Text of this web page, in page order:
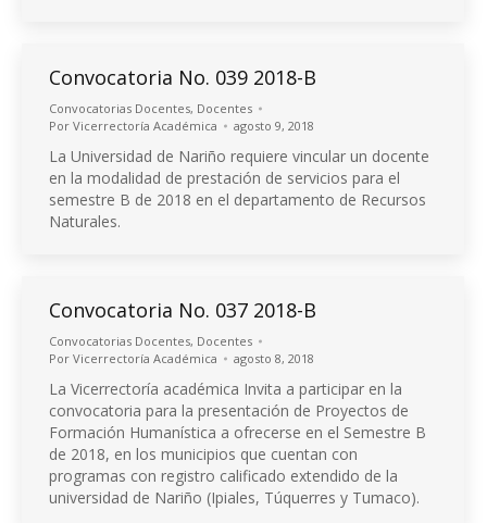
Convocatoria No. 039 2018-B
Convocatorias Docentes, Docentes
Por Vicerrectoría Académica agosto 9, 2018
La Universidad de Nariño requiere vincular un docente
en la modalidad de prestación de servicios para el
semestre B de 2018 en el departamento de Recursos
Naturales.
Convocatoria No. 037 2018-B
Convocatorias Docentes, Docentes
Por Vicerrectoría Académica agosto 8, 2018
La Vicerrectoría académica Invita a participar en la
convocatoria para la presentación de Proyectos de
Formación Humanística a ofrecerse en el Semestre B
de 2018, en los municipios que cuentan con
programas con registro calificado extendido de la
universidad de Nariño (Ipiales, Túquerres y Tumaco).